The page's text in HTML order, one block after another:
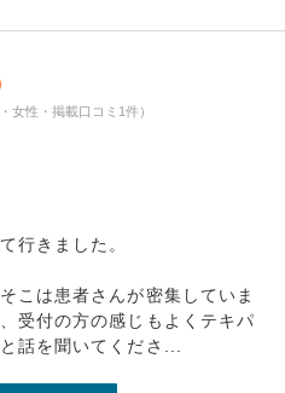
女性・掲載口コミ1件）
行きました。
こは患者さんが密集していま
受付の方の感じもよくテキパ
話を聞いてくださ...